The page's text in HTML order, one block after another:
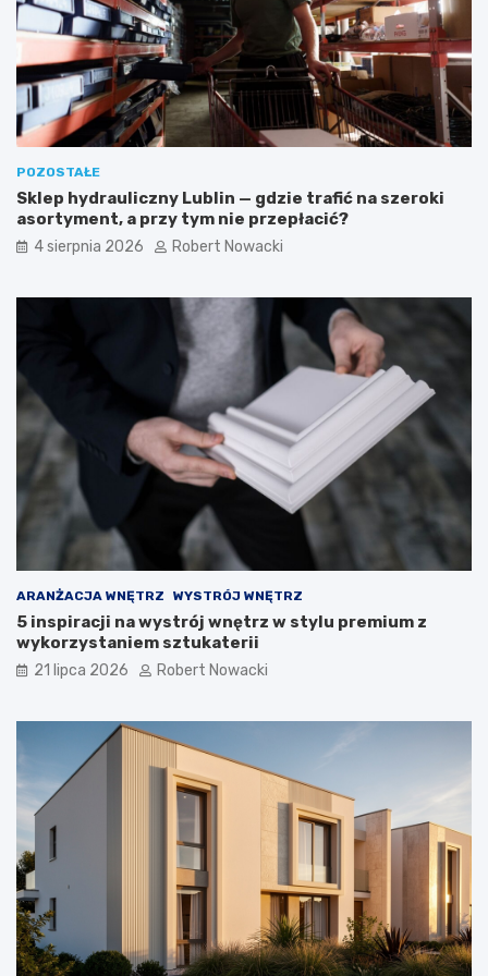
e
s
t
y
c
n
e
i
b
c
z
n
z
w
i
z
a
n
i
n
e
k
a
z
w
k
i
POZOSTAŁE
Sklep hydrauliczny Lublin — gdzie trafić na szeroki
asortyment, a przy tym nie przepłacić?
4 sierpnia 2026 Robert Nowacki
ARANŻACJA WNĘTRZ WYSTRÓJ WNĘTRZ
5 inspiracji na wystrój wnętrz w stylu premium z
wykorzystaniem sztukaterii
21 lipca 2026 Robert Nowacki